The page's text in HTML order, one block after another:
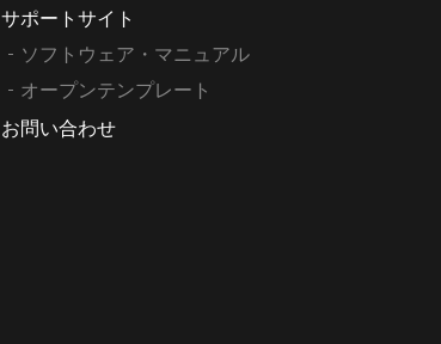
サポートサイト
ソフトウェア・マニュアル
オープンテンプレート
お問い合わせ